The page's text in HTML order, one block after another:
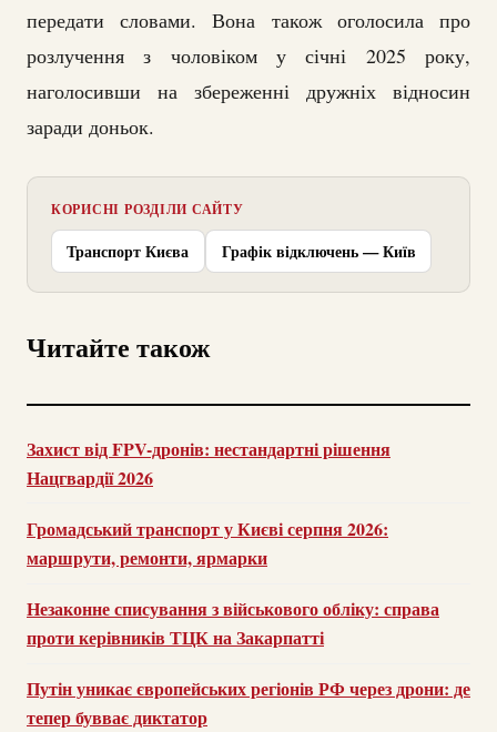
передати словами. Вона також оголосила про
розлучення з чоловіком у січні 2025 року,
наголосивши на збереженні дружніх відносин
заради доньок.
КОРИСНІ РОЗДІЛИ САЙТУ
Транспорт Києва Графік відключень — Київ
Читайте також
Захист від FPV-дронів: нестандартні рішення
Нацгвардії 2026
Громадський транспорт у Києві серпня 2026:
маршрути, ремонти, ярмарки
Незаконне списування з військового обліку: справа
проти керівників ТЦК на Закарпатті
Путін уникає європейських регіонів РФ через дрони: де
тепер бувває диктатор